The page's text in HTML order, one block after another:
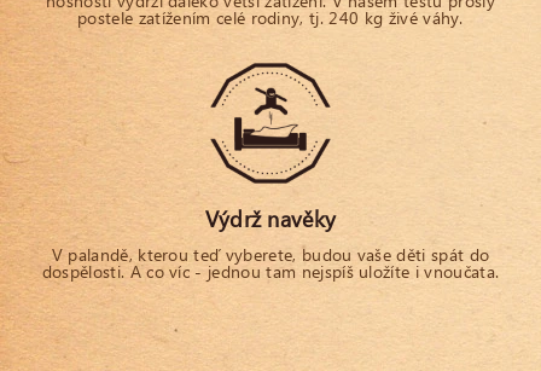
postele zatížením celé rodiny, tj. 240 kg živé váhy.
Výdrž navěky
V palandě, kterou teď vyberete, budou vaše děti spát do
dospělosti. A co víc - jednou tam nejspíš uložíte i vnoučata.